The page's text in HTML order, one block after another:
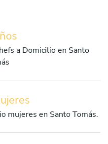
a Domicilio en Santo
mujeres en Santo Tomás.